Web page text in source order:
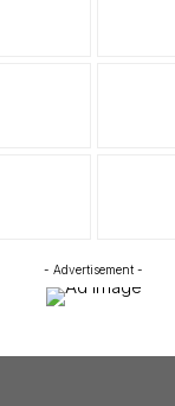
- Advertisement -